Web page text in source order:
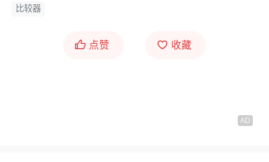
比较器
点赞 收藏